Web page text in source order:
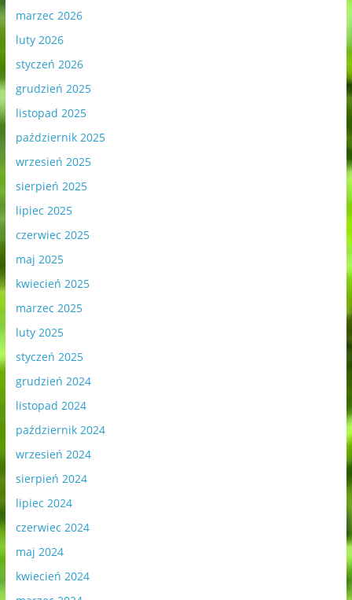
marzec 2026
luty 2026
styczeń 2026
grudzień 2025
listopad 2025
październik 2025
wrzesień 2025
sierpień 2025
lipiec 2025
czerwiec 2025
maj 2025
kwiecień 2025
marzec 2025
luty 2025
styczeń 2025
grudzień 2024
listopad 2024
październik 2024
wrzesień 2024
sierpień 2024
lipiec 2024
czerwiec 2024
maj 2024
kwiecień 2024